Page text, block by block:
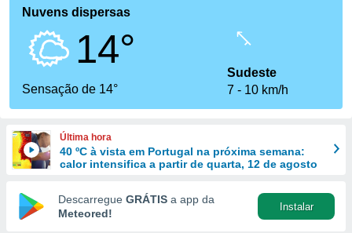
foi
fornecidas
a este
das
e
forma
digital
Nuvens dispersas
14°
Sensação de 14°
Sudeste
7
10 km/h
Última hora
40 ºC à vista em Portugal na próxima semana:
calor intensifica a partir de quarta, 12 de agosto
Descarregue GRÁTIS a app da
Meteored!
Instalar